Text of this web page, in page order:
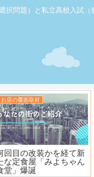
問題）と私立高校入試
お店の覆面取材
ふじみ野】素敵なステ
キ！ワンダーステー
！